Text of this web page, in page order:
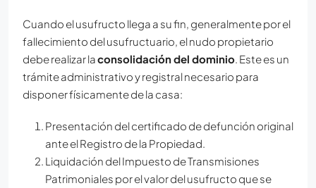
Cuando el usufructo llega a su fin, generalmente por el
fallecimiento del usufructuario, el nudo propietario
debe realizar laconsolidación del dominio. Este es un
trámite administrativo y registral necesario para
disponer físicamente de la casa:
Presentación del certificado de defunción original
ante el Registro de la Propiedad.
Liquidación del Impuesto de Transmisiones
Patrimoniales por el valor del usufructo que se